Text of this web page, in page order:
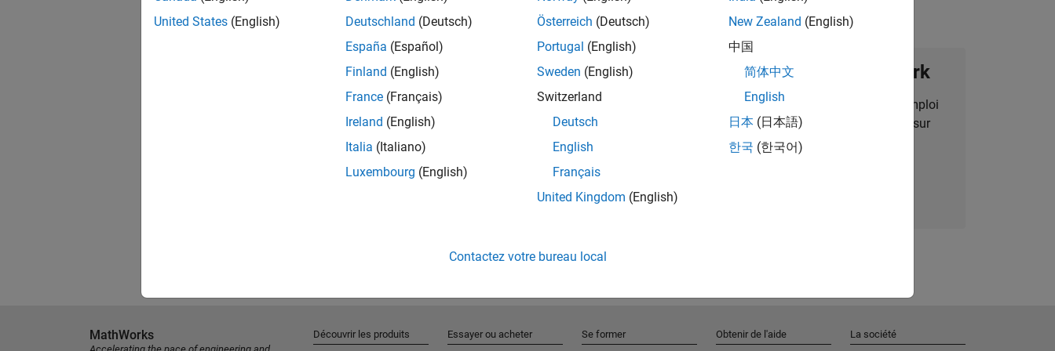
Rejoignez notre Talent Network
Recevez des alertes pour des opportunités d'emploi
personnalisées, des articles et des actualités sur
l'entreprise.
United States (English)
Deutschland (Deutsch)
España (Español)
Finland (English)
France (Français)
Ireland (English)
Italia (Italiano)
Luxembourg (English)
Österreich (Deutsch)
Portugal (English)
Sweden (English)
Switzerland
Deutsch
English
Français
United Kingdom (English)
New Zealand (English)
中国
简体中文
English
日本 (日本語)
한국 (한국어)
Contactez votre bureau local
MathWorks Découvrir les produits Essayer ou acheter Se former Obtenir de l'aide La société